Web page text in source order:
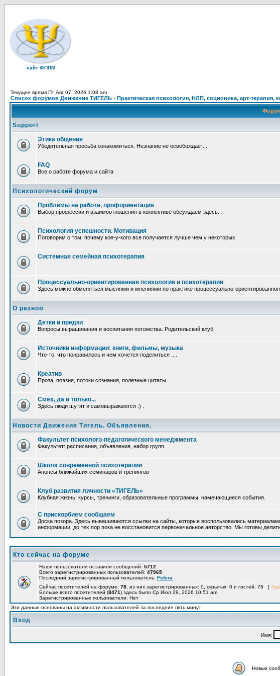
сайт ФППМ
Текущее время Пт Авг 07, 2026 1:08 am
Список форумов Движение ТИГЕЛЬ - Практическая психология, НЛП, соционика, арт-терапия,
Support
Этика общения
Убедительная просьба ознакомиться. Незнание не освобождает....
FAQ
Все о работе форума и сайта
Психологический форум
Проблемы на работе, профориентация
Выбор профессии и взаимоотношения в коллективе обсуждаем здесь.
Психология успешности. Мотивация
Поговорим о том, почему кое-у-кого все получается лучше чем у некоторых
Системная семейная психотерапия
Процессуально-ориентированная психология и психотерапия
Здесь можно обменяться мыслями и мнениями по практике процессуально-
О разном
Детки и предки
Вопросы выращивания и воспитания потомства. Родительский клуб.
Источники информации: книги, фильмы, музыка
Что-то, что понравилось и чем хочется поделиться ....
Креатив
Проза, поэзия, потоки сознания, полезные цитаты.
Смех, да и только...
Здесь люди шутят и самовыражаются :) .
Новости Движения Тигель. Объявления.
Факультет психолого-педагогического менеджмента
Факультет: расписания, объявления, набор групп.
Школа современной психотерапии
Анонсы ближайших семинаров и тренингов
Клуб развития личности «ТИГЕЛЬ»
Клубная жизнь: курсы, тренинги, образовательные программы, намечающиеся события.
С прискорбием сообщаем
Доска позора. Здесь вывешиваются ссылки на сайты, которые воспользовались
информации, до тех пор пока не восстановится первоначальное авторство. Мы готовы
Кто сейчас на форуме
Наши пользователи оставили сообщений: 5712
Всего зарегистрированных пользователей: 47965
Последний зарегистрированный пользователь: Fsfera
Сейчас посетителей на форуме: 78 , из них зарегистрированных: 0, скрытых: 0 и гостей: 78 [
Больше всего посетителей (8471) здесь было Ср Июл 29, 2026 10:51 am
Зарегистрированные пользователи: Нет
Эти данные основаны на активности пользователей за последние пять минут
Вход
Имя:
Новые